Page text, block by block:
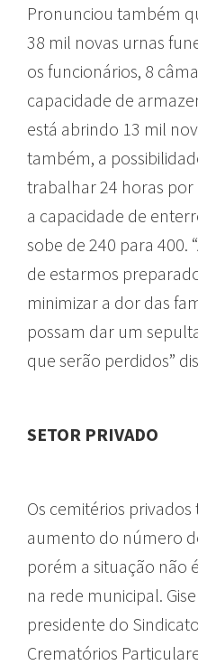
Pronunciou também
38 mil novas urnas
os funcionários, 8
capacidade de
está abrindo 13 mil
também, a
trabalhar 24 horas por
a capacidade de
sobe de 240 para 400.
de estarmos
minimizar a dor das
possam dar um
que serão perdidos”
SETOR PRIVADO
Os cemitérios
aumento do número
porém a situação não
na rede municipal.
presidente do
Crematórios